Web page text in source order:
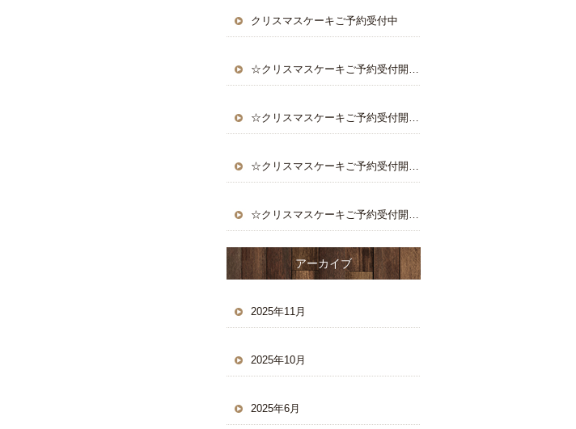
クリスマスケーキご予約受付中
☆クリスマスケーキご予約受付開始☆
☆クリスマスケーキご予約受付開始☆
☆クリスマスケーキご予約受付開始☆
☆クリスマスケーキご予約受付開始☆
アーカイブ
2025年11月
2025年10月
2025年6月